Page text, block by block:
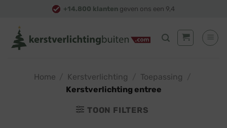
content
+14.800 klanten geven ons een 9,4
Home Kerstverlichting Toepassing
Kerstverlichting entree
TOON FILTERS